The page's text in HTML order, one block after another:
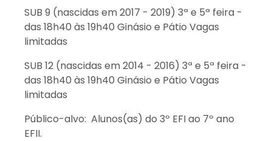
SUB 9 (nascidas em 2017 - 2019) 3ª e 5ª feira -
das 18h40 às 19h40 Ginásio e Pátio Vagas
limitadas
SUB 12 (nascidas em 2014 - 2016) 3ª e 5ª feira -
das 18h40 às 19h40 Ginásio e Pátio Vagas
limitadas
Público-alvo: Alunos(as) do 3º EFI ao 7º ano
EFII.